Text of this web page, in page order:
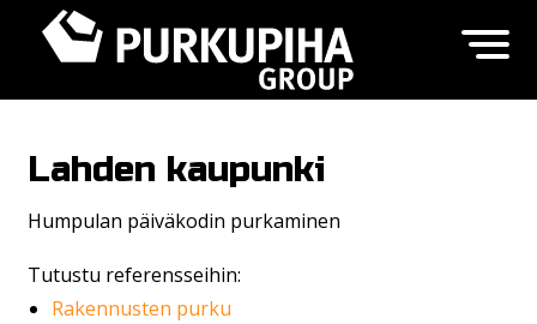
Lahden kaupunki
Humpulan päiväkodin purkaminen
Tutustu referensseihin:
Rakennusten purku